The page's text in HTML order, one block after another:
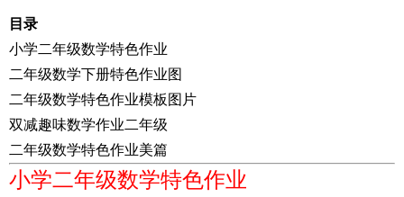
目录
小学二年级数学特色作业
二年级数学下册特色作业图
二年级数学特色作业模板图片
双减趣味数学作业二年级
二年级数学特色作业美篇
小学二年级数学特色作业